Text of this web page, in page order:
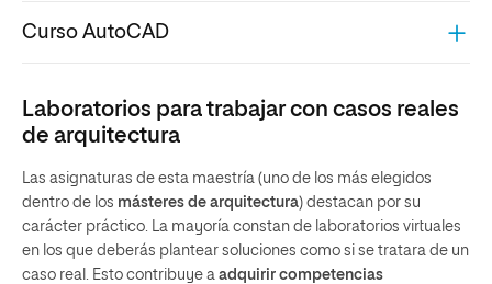
Curso AutoCAD
Laboratorios para trabajar con casos reales
de arquitectura
Las asignaturas de esta maestría (uno de los más elegidos
dentro de los másteres de arquitectura) destacan por su
carácter práctico. La mayoría constan de laboratorios virtuales
en los que deberás plantear soluciones como si se tratara de un
caso real. Esto contribuye a adquirir competencias